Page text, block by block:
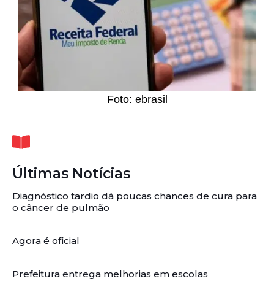
Foto: ebrasil
Últimas Notícias
Diagnóstico tardio dá poucas chances de cura para
o câncer de pulmão
Agora é oficial
Prefeitura entrega melhorias em escolas